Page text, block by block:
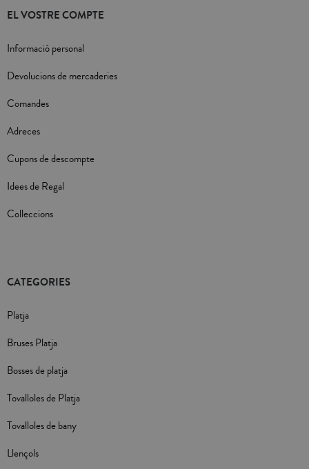
EL VOSTRE COMPTE
Informació personal
Devolucions de mercaderies
Comandes
Adreces
Cupons de descompte
Idees de Regal
Colleccions
CATEGORIES
Platja
Bruses Platja
Bosses de platja
Tovalloles de Platja
Tovalloles de bany
Llençols